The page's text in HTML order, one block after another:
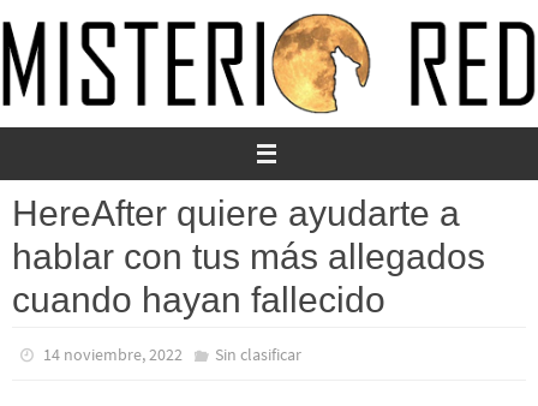
al
contenido
HereAfter quiere ayudarte a
hablar con tus más allegados
cuando hayan fallecido
14 noviembre, 2022 Sin clasificar